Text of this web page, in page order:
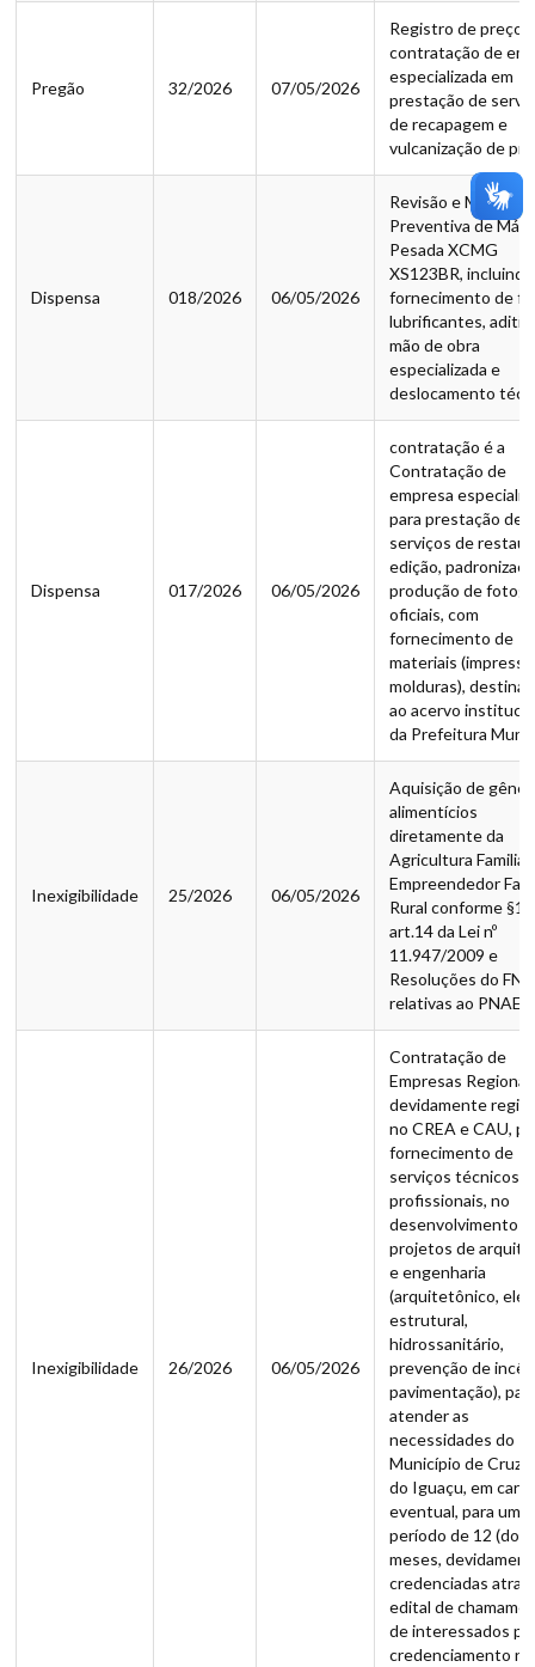
Pregão 32/2026 07/05/2026
Registro de preços
contratação de
especializada em
prestação de
de recapagem e
vulcanização de
Dispensa 018/2026 06/05/2026
Revisão e
Preventiva de
Pesada XCMG
XS123BR, incluindo
fornecimento de
lubrificantes,
mão de obra
especializada e
deslocamento
Dispensa 017/2026 06/05/2026
contratação é a
Contratação de
empresa
para prestação de
serviços de
edição,
produção de
oficiais, com
fornecimento de
materiais
molduras),
ao acervo
da Prefeitura
Inexigibilidade 25/2026 06/05/2026
Aquisição de
alimentícios
diretamente da
Agricultura
Empreendedor
Rural conforme §1º
art.14 da Lei nº
11.947/2009 e
Resoluções do
relativas ao PNAE.
Inexigibilidade 26/2026 06/05/2026
Contratação de
Empresas
devidamente
no CREA e CAU,
fornecimento de
serviços técnicos
profissionais, no
desenvolvimento
projetos de
e engenharia
(arquitetônico,
estrutural,
hidrossanitário,
prevenção de
pavimentação),
atender as
necessidades do
Município de
do Iguaçu, em
eventual, para um
período de 12
meses,
credenciadas
edital de
de interessados
credenciamento nº